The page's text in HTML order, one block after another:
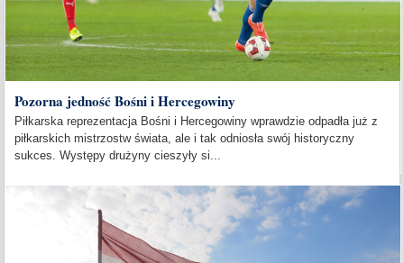
Pozorna jedność Bośni i Hercegowiny
Piłkarska reprezentacja Bośni i Hercegowiny wprawdzie odpadła już z
piłkarskich mistrzostw świata, ale i tak odniosła swój historyczny
sukces. Występy drużyny cieszyły si...